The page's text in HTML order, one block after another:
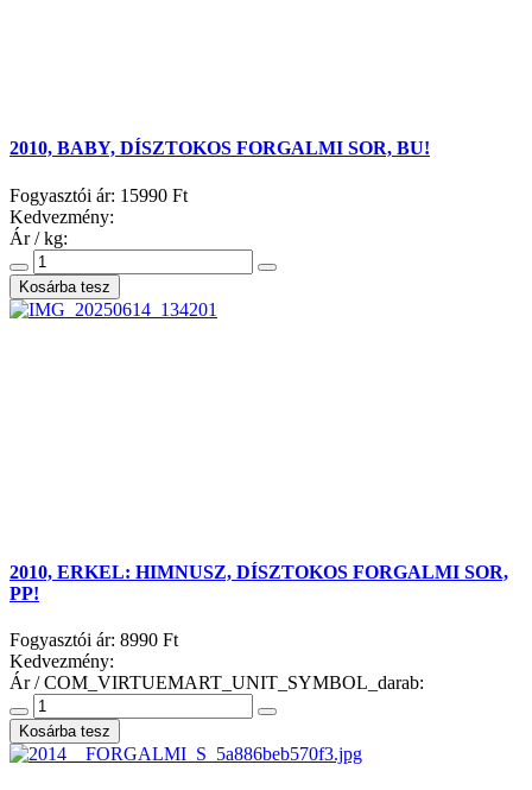
2010, BABY, DÍSZTOKOS FORGALMI SOR, BU!
Fogyasztói ár: 15990 Ft
Kedvezmény:
Ár / kg:
2010, ERKEL: HIMNUSZ, DÍSZTOKOS FORGALMI SOR,
PP!
Fogyasztói ár: 8990 Ft
Kedvezmény:
Ár / COM_VIRTUEMART_UNIT_SYMBOL_darab: